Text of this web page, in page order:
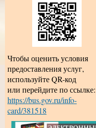
Чтобы оценить условия
предоставления услуг,
используйте QR-код
или перейдите по ссылке:
https://bus.gov.ru/info-
card/381518